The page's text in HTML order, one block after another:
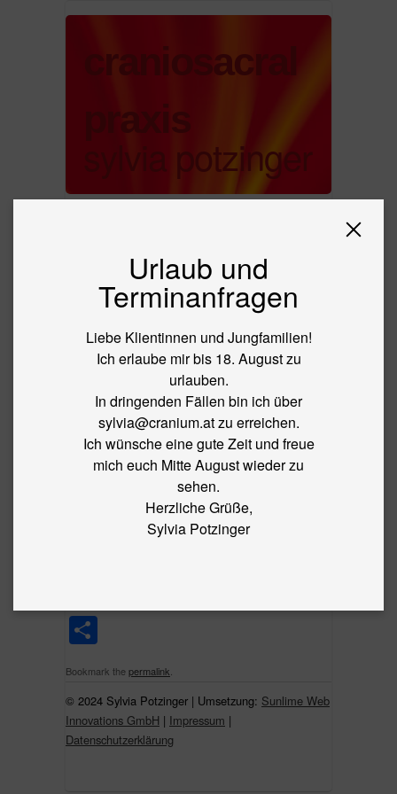
craniosacral
praxis
sylvia potzinger
BABYS
LASER
PREIS
KONTAKT
BLOG
Craniosacrale Körperarbeit bei
chronischen Schmerzen
BLOG SCHMERZ
Bookmark thepermalink
Urlaub und
Terminanfragen
Liebe Klientinnen und Jungfamilien!
Ich erlaube mir bis 18. August zu
urlauben.
In dringenden Fällen bin ich über
sylvia@cranium.at zu erreichen.
Ich wünsche eine gute Zeit und freue
mich euch Mitte August wieder zu
sehen.
Herzliche Grüße,
Sylvia Potzinger
© 2024 Sylvia Potzinger | Umsetzung: Sunlime Web
Innovations GmbH | Impressum |
Datenschutzerklärung